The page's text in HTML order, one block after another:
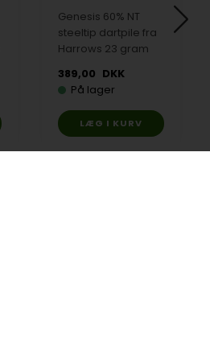
Genesis 60% NT
steeltip dartpile fra
Harrows 23 gram
389,00 DKK
På lager